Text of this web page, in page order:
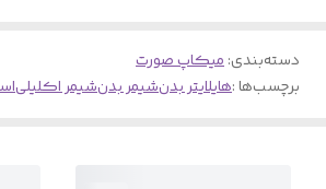
دسته‌بندی:میکاپ صورت
برچسب‌ها :هایلایتر بدنشیمر بدنشیمر اکلیلی